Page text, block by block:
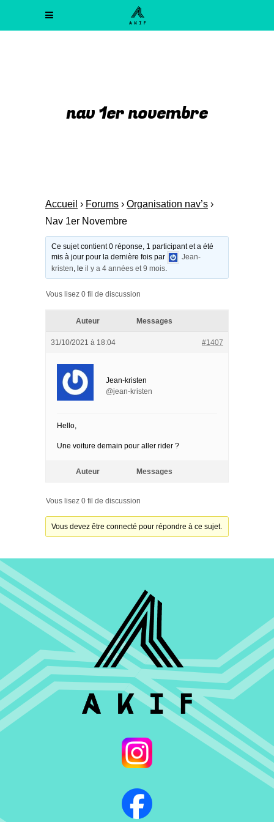
nav 1er novembre
Accueil › Forums › Organisation nav’s ›
Nav 1er Novembre
Ce sujet contient 0 réponse, 1 participant et a été
mis à jour pour la dernière fois par
Jean-
kristen, leil y a 4 années et 9 mois.
Vous lisez 0 fil de discussion
Auteur Messages
31/10/2021 à 18:04 #1407
Jean-kristen
@jean-kristen
Hello,
Une voiture demain pour aller rider ?
Auteur Messages
Vous lisez 0 fil de discussion
Vous devez être connecté pour répondre à ce sujet.